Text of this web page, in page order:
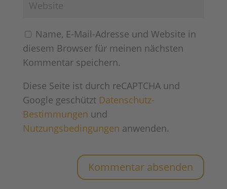
Name, E-Mail-Adresse und Website in
diesem Browser für meinen nächsten
Kommentar speichern.
Diese Seite ist durch reCAPTCHA und
Google geschützt Datenschutz-
Bestimmungen und
Nutzungsbedingungen anwenden.